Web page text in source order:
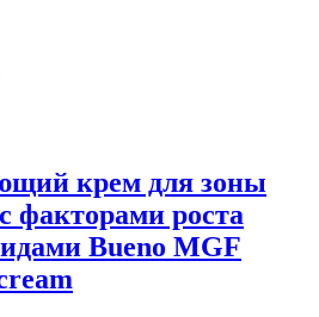
крем для зоны
факторами роста
Bueno MGF